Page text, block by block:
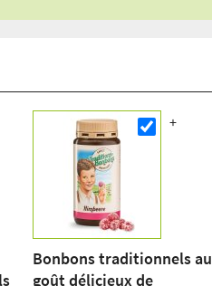
Bonbons traditionnels au
goût délicieux de